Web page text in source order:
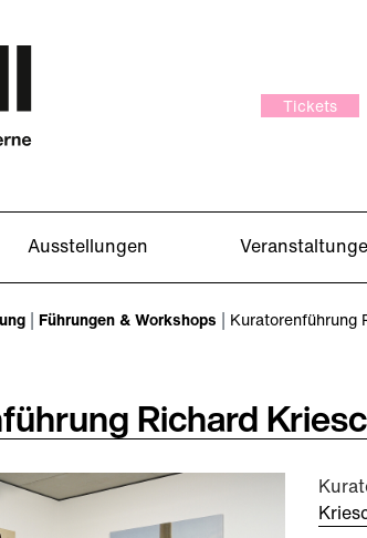
Tickets
Ausstellungen
Führungen & Workshops Kuratorenführung
Richard